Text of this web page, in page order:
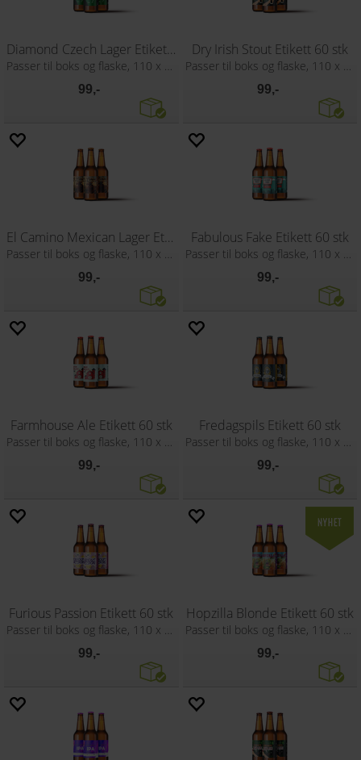
Diamond Czech Lager Etikett 60 stk
Passer til boks og flaske, 110 x 80 mm
99,-
Dry Irish Stout Etikett 60 stk
Passer til boks og flaske, 110 x 80 mm
99,-
El Camino Mexican Lager Etikett 60 stk
Passer til boks og flaske, 110 x 80 mm
99,-
Fabulous Fake Etikett 60 stk
Passer til boks og flaske, 110 x 80 mm
99,-
Farmhouse Ale Etikett 60 stk
Passer til boks og flaske, 110 x 80 mm
99,-
Fredagspils Etikett 60 stk
Passer til boks og flaske, 110 x 80 mm
99,-
Furious Passion Etikett 60 stk
Passer til boks og flaske, 110 x 80 mm
99,-
Hopzilla Blonde Etikett 60 stk
Passer til boks og flaske, 110 x 80 mm
99,-